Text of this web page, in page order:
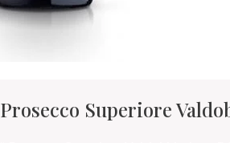
Prosecco Superiore